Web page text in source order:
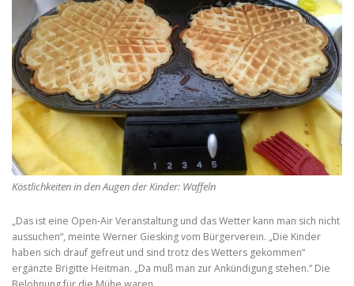
Köstlichkeiten in den Augen der Kinder: Waffeln
„Das ist eine Open-Air Veranstaltung und das Wetter kann man sich nicht
aussuchen“, meinte Werner Giesking vom Bürgerverein. „Die Kinder
haben sich drauf gefreut und sind trotz des Wetters gekommen“
ergänzte Brigitte Heitman. „Da muß man zur Ankündigung stehen.“ Die